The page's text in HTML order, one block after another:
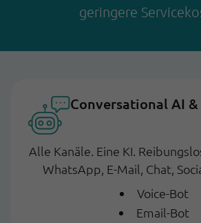
geringere
Conversational AI
Alle Kanäle. Eine KI.
WhatsApp, E-Mail, Chat,
Voice-Bot
Email-Bot